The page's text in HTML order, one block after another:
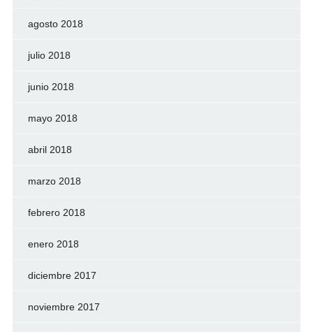
agosto 2018
julio 2018
junio 2018
mayo 2018
abril 2018
marzo 2018
febrero 2018
enero 2018
diciembre 2017
noviembre 2017